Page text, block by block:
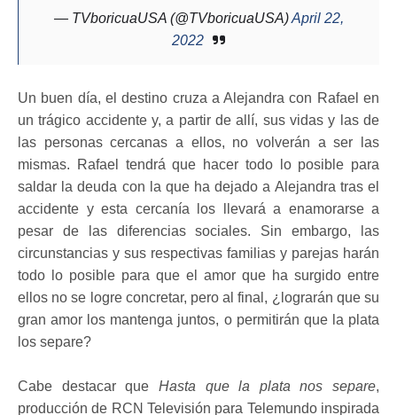
— TVboricuaUSA (@TVboricuaUSA)April 22,
2022
Un buen día, el destino cruza a Alejandra con Rafael en
un trágico accidente y, a partir de allí, sus vidas y las de
las personas cercanas a ellos, no volverán a ser las
mismas. Rafael tendrá que hacer todo lo posible para
saldar la deuda con la que ha dejado a Alejandra tras el
accidente y esta cercanía los llevará a enamorarse a
pesar de las diferencias sociales. Sin embargo, las
circunstancias y sus respectivas familias y parejas harán
todo lo posible para que el amor que ha surgido entre
ellos no se logre concretar, pero al final, ¿lograrán que su
gran amor los mantenga juntos, o permitirán que la plata
los separe?
Cabe destacar que Hasta que la plata nos separe,
producción de RCN Televisión para Telemundo inspirada